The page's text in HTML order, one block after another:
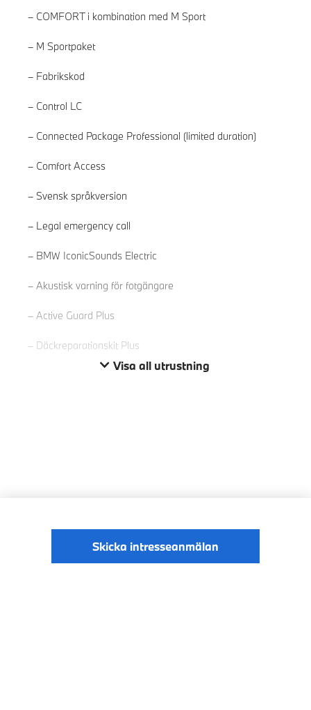
COMFORT i kombination med M Sport
M Sportpaket
Fabrikskod
Control LC
Connected Package Professional (limited duration)
Comfort Access
Svensk språkversion
Legal emergency call
BMW IconicSounds Electric
Akustisk varning för fotgängare
Active Guard Plus
Däckreparationskit Plus
Visa all utrustning
Läs mer
Skicka intresseanmälan